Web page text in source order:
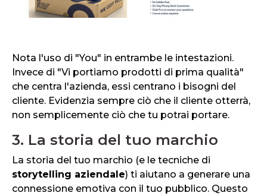
Nota l'uso di "You" in entrambe le intestazioni.
Invece di "Vi portiamo prodotti di prima qualità"
che centra l'azienda, essi centrano i bisogni del
cliente. Evidenzia sempre ciò che il cliente otterrà,
non semplicemente ciò che tu potrai portare.
3. La storia del tuo marchio
La storia del tuo marchio (e le tecniche di
storytelling aziendale) ti aiutano a generare una
connessione emotiva con il tuo pubblico. Questo